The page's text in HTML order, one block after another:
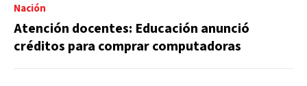
Nación
Atención docentes: Educación anunció
créditos para comprar computadoras